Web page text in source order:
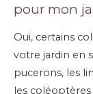
pour mon
Oui, certains
votre jardin en
pucerons, les
les